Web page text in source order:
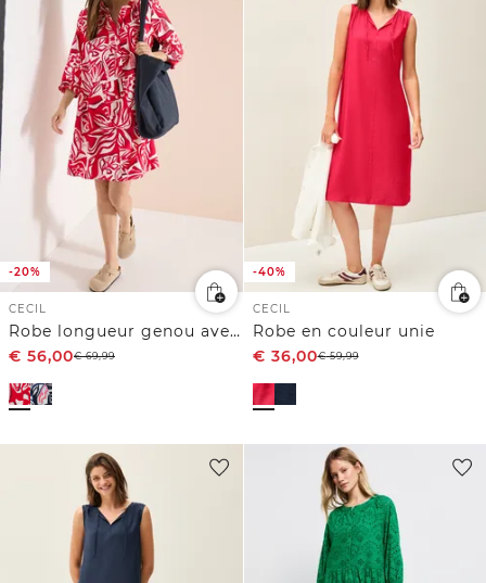
-20%
CECIL
Robe longueur genou avec motif graphique
€ 56,00€69,99
-40%
CECIL
Robe en couleur unie
€ 36,00€59,99